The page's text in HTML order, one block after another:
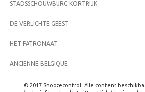
STADSSCHOUWBURG KORTRIJK
DE VERLICHTE GEEST
HET PATRONAAT
ANCIENNE BELGIQUE
© 2017 Snoozecontrol. Alle content